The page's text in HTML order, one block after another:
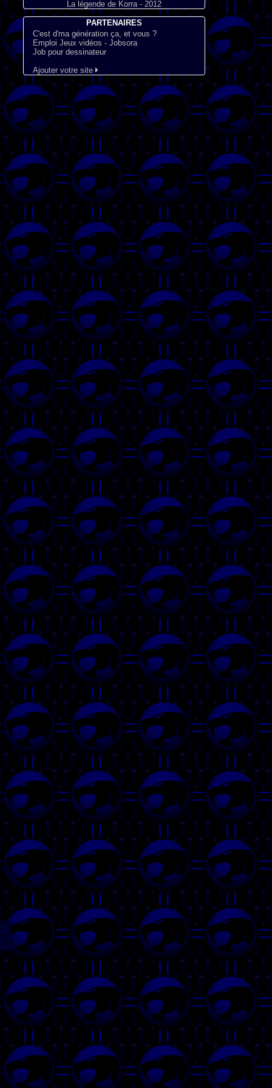
La légende de Korra - 2012
PARTENAIRES
C'est d'ma génération ça, et vous ?
Emploi Jeux vidéos - Jobsora
Job pour dessinateur
Ajouter votre site